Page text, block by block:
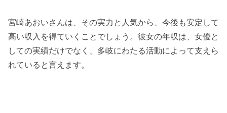
宮崎あおいさんは、その実力と人気から、今後も安定して
高い収入を得ていくことでしょう。彼女の年収は、女優と
しての実績だけでなく、多岐にわたる活動によって支えら
れていると言えます。